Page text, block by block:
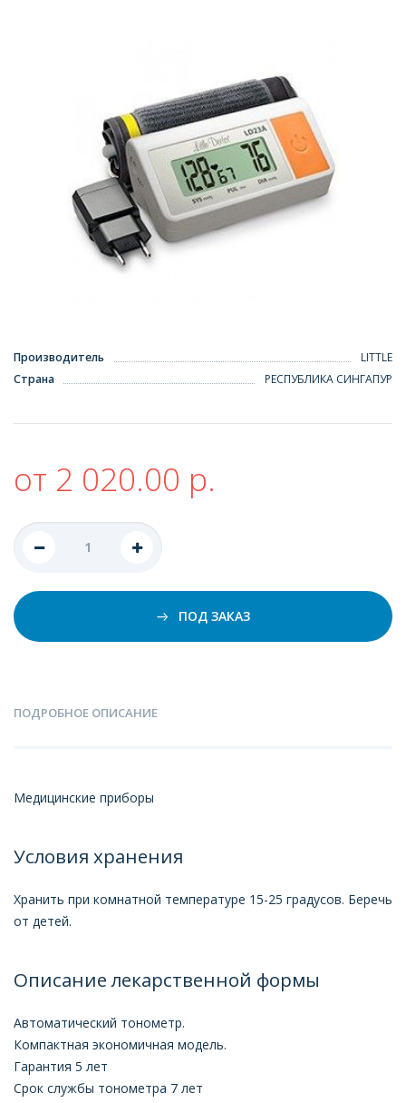
Производитель
LITTLE
Страна
РЕСПУБЛИКА СИНГАПУР
от 2 020.00 р.
ПОД ЗАКАЗ
ПОДРОБНОЕ ОПИСАНИЕ
Медицинские приборы
Условия хранения
Хранить при комнатной температуре 15-25 градусов. Беречь
от детей.
Описание лекарственной формы
Автоматический тонометр.
Компактная экономичная модель.
Гарантия 5 лет
Срок службы тонометра 7 лет